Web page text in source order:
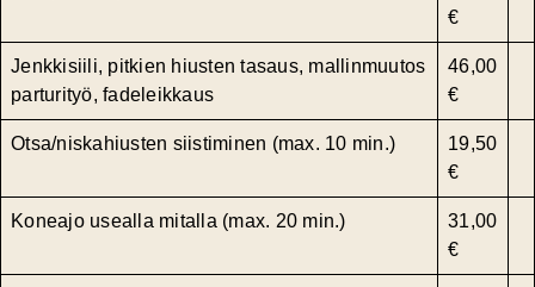
€
Jenkkisiili, pitkien hiusten tasaus, mallinmuutos
parturityö, fadeleikkaus
46,00
€
Otsa/niskahiusten siistiminen (max. 10 min.)
19,50
€
Koneajo usealla mitalla (max. 20 min.)
31,00
€